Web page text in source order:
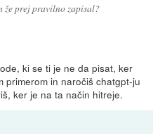
že prej pravilno zapisal?
ki se ti je ne da pisat, ker
primerom in naročiš chatgpt-ju
ker je na ta način hitreje.